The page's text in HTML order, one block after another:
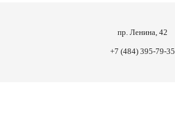
пр. Ленина, 42
+7 (484) 395-79-35